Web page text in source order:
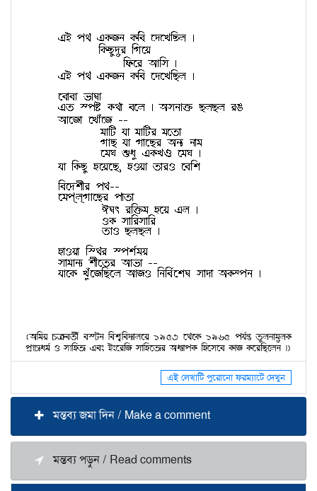
এই লেখাটি পুরোনো ফরম্যাটে দেখুন
মন্তব্য জমা দিন / Make a comment
মন্তব্য পড়ুন / Read comments